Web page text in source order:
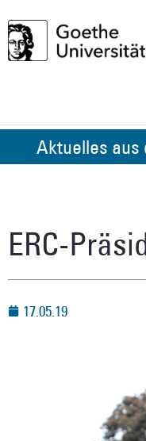
Aktuelles
ERC-
17.05.19